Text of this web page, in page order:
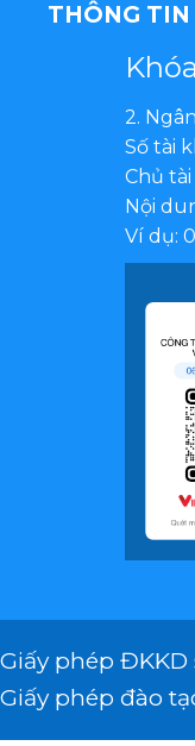
THÔNG
2.
Số tài
Chủ tài
Nội
Ví dụ:
Giấy phép ĐKKD
Giấy phép đào